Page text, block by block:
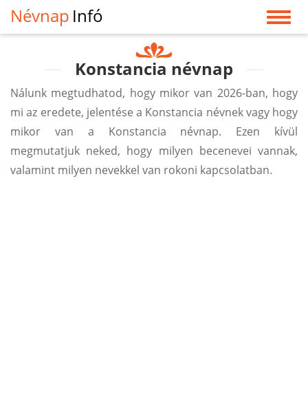
Névnap Infó
Konstancia névnap
Nálunk megtudhatod, hogy mikor van 2026-ban, hogy
mi az eredete, jelentése a Konstancia névnek vagy hogy
mikor van a Konstancia névnap. Ezen kívül
megmutatjuk neked, hogy milyen becenevei vannak,
valamint milyen nevekkel van rokoni kapcsolatban.